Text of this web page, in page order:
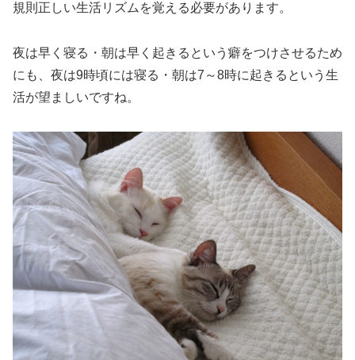
規則正しい生活リズムを覚える必要があります。
夜は早く寝る・朝は早く起きるという癖をつけさせるため
にも、夜は9時頃には寝る・朝は7～8時に起きるという生
活が望ましいですね。